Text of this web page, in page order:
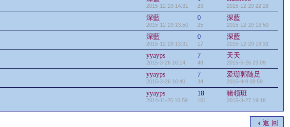
2015-12-29 14:31 23 2015-12-29 22:28
深藍
2015-12-29 13:50
0
25
深藍
2015-12-29 13:50
深藍
2015-12-29 13:31
0
17
深藍
2015-12-29 13:31
yyayps
2015-3-26 16:14
7
48
天天
2015-5-26 23:09
yyayps
2015-3-26 16:40
7
34
爱珊郭随足
2015-4-9 08:59
yyayps
2014-11-25 10:59
18
101
猪领班
2015-3-27 19:18
返 回